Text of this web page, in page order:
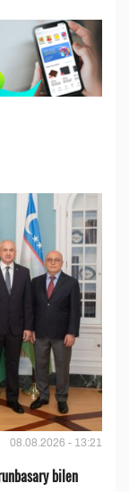
08.08.2026 - 13:21
bilen